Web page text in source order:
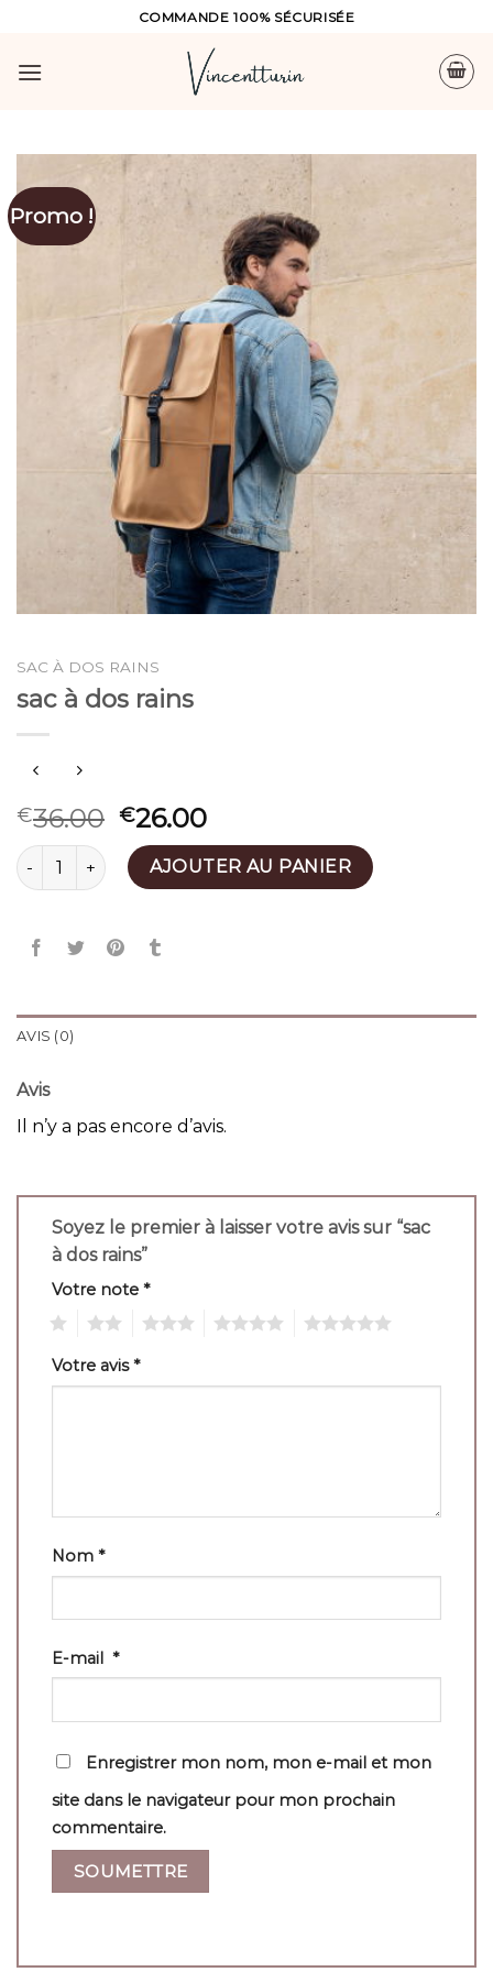
content
COMMANDE 100% SÉCURISÉE
Promo !
SAC À DOS RAINS
sac à dos rains
€36.00 €26.00
quantité de sac à dos rainsAJOUTER AU PANIER
AVIS (0)
Avis
Il n’y a pas encore d’avis.
Soyez le premier à laisser votre avis sur “sac
à dos rains”
Votre note *
Votre avis*
Nom *
E-mail *
Enregistrer mon nom, mon e-mail et mon
site dans le navigateur pour mon prochain
commentaire.